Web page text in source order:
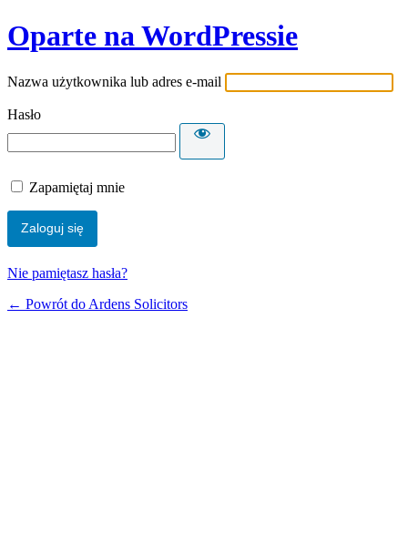
Oparte na WordPressie
Nazwa użytkownika lub adres e-mail
Hasło
Zapamiętaj mnie
Nie pamiętasz hasła?
← Powrót do Ardens Solicitors